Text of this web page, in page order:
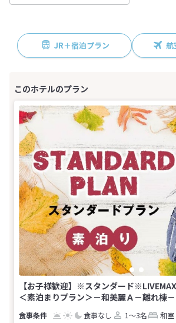
JR＋宿泊プラン 航
【お子様歓迎】※スタンダード
＜素泊まりプラン＞－和美麗Ａ－離れ棟
食事なし 1～3名 和室